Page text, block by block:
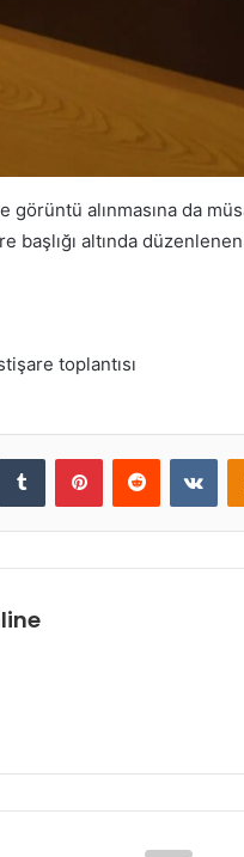
görüntü alınmasına da
başlığı altında
toplantısı
Tumblr PinterestReddit